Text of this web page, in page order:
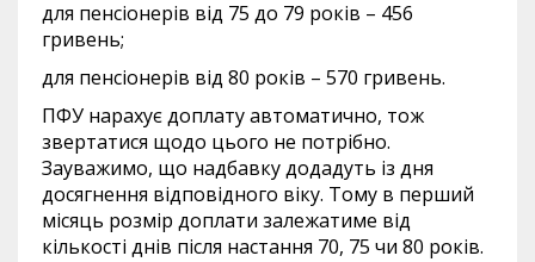
для пенсіонерів від 75 до 79 років – 456
гривень;
для пенсіонерів від 80 років – 570 гривень.
ПФУ нарахує доплату автоматично, тож
звертатися щодо цього не потрібно.
Зауважимо, що надбавку додадуть із дня
досягнення відповідного віку. Тому в перший
місяць розмір доплати залежатиме від
кількості днів після настання 70, 75 чи 80 років.